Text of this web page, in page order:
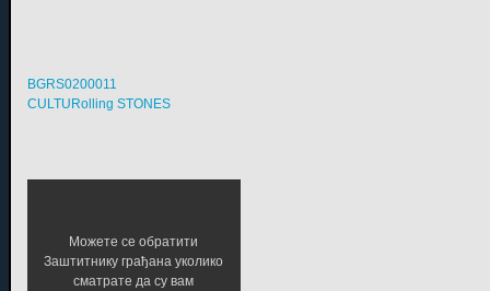
BGRS0200011
CULTURolling STONES
Можете се обратити
Заштитнику грађана уколико
сматрате да су вам